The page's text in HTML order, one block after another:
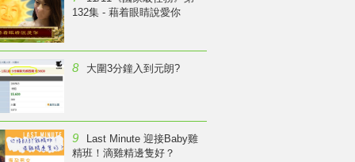
132集 - 藉着眼睛說愛你
8 大圍3分鐘入到元朗?
9
Last Minute 迎接Baby雞
精班！滴雞精邊隻好？